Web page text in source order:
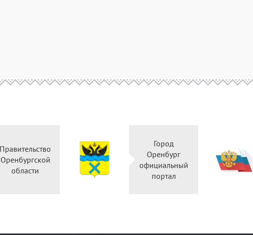
Правительство
Оренбургской
области
Город
Оренбург
официальный
портал